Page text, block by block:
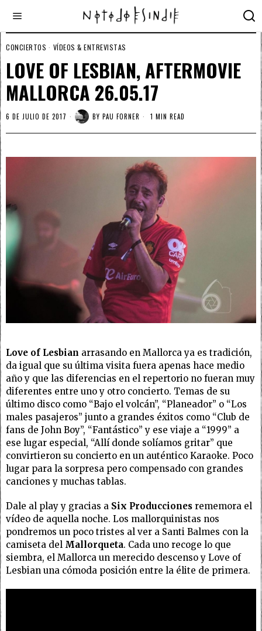
CONCIERTOS · VÍDEOS & ENTREVISTAS
LOVE OF LESBIAN, AFTERMOVIE
MALLORCA 26.05.17
6 DE JULIO DE 2017 BY PAU FORNER 1 MIN READ
Love of Lesbian arrasando en Mallorca ya es tradición,
da igual que su última visita fuera apenas hace medio
año y que las diferencias en el repertorio no fueran muy
diferentes entre uno y otro concierto. Temas de su
último disco como “Bajo el volcán”, “Planeador” o “Los
males pasajeros” junto a grandes éxitos como “Club de
fans de John Boy”, “Fantástico” y ese viaje a “1999” a
ese lugar especial, “Allí donde solíamos gritar” que
convirtieron su concierto en un auténtico Karaoke. Poco
lugar para la sorpresa pero compensado con grandes
canciones y muchas tablas.
Dale al play y gracias a Six Producciones rememora el
vídeo de aquella noche. Los mallorquinistas nos
pondremos un poco tristes al ver a Santi Balmes con la
camiseta del Mallorqueta. Cada uno recoge lo que
siembra, el Mallorca un merecido descenso y Love of
Lesbian una cómoda posición entre la élite de primera.